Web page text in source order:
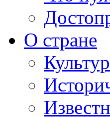
О стране